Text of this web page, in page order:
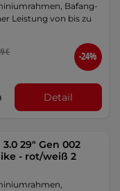
Bafang-
Leistung von bis zu
€
-24%
Detail
3.0 29" Gen 002
- rot/weiß 2